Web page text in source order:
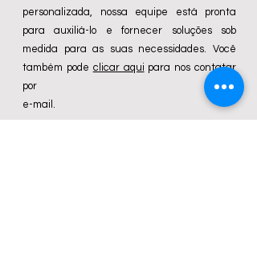
personalizada, nossa equipe está pronta
para auxiliá-lo e fornecer soluções sob
medida para as suas necessidades. Você
também pode clicar aqui para nos contatar
por
e-mail.